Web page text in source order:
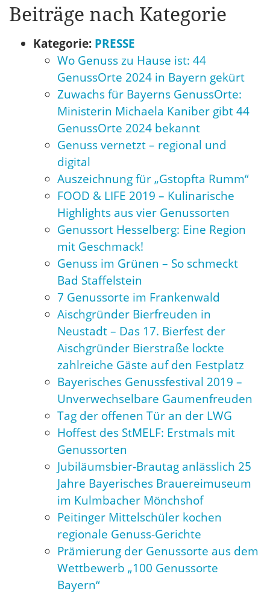
Beiträge nach Kategorie
Kategorie: PRESSE
Wo Genuss zu Hause ist: 44
GenussOrte 2024 in Bayern gekürt
Zuwachs für Bayerns GenussOrte:
Ministerin Michaela Kaniber gibt 44
GenussOrte 2024 bekannt
Genuss vernetzt – regional und
digital
Auszeichnung für „Gstopfta Rumm“
FOOD & LIFE 2019 – Kulinarische
Highlights aus vier Genussorten
Genussort Hesselberg: Eine Region
mit Geschmack!
Genuss im Grünen – So schmeckt
Bad Staffelstein
7 Genussorte im Frankenwald
Aischgründer Bierfreuden in
Neustadt – Das 17. Bierfest der
Aischgründer Bierstraße lockte
zahlreiche Gäste auf den Festplatz
Bayerisches Genussfestival 2019 –
Unverwechselbare Gaumenfreuden
Tag der offenen Tür an der LWG
Hoffest des StMELF: Erstmals mit
Genussorten
Jubiläumsbier-Brautag anlässlich 25
Jahre Bayerisches Brauereimuseum
im Kulmbacher Mönchshof
Peitinger Mittelschüler kochen
regionale Genuss-Gerichte
Prämierung der Genussorte aus dem
Wettbewerb „100 Genussorte
Bayern“